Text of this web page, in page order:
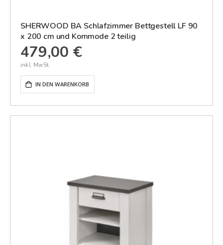
SHERWOOD BA Schlafzimmer Bettgestell LF 90
x 200 cm und Kommode 2 teilig
479,00 €
IN DEN WARENKORB